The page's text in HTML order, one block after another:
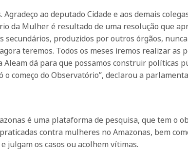
ao deputado Cidade e aos demais
da Mulher é resultado de uma resolução que
produzidos por outros órgãos,
teremos. Todos os meses iremos realizar as
Aleam dá para que possamos construir políticas
o começo do Observatório”, declarou a
é uma plataforma de pesquisa, que tem o
contra mulheres no Amazonas, bem
julgam os casos ou acolhem vítimas.